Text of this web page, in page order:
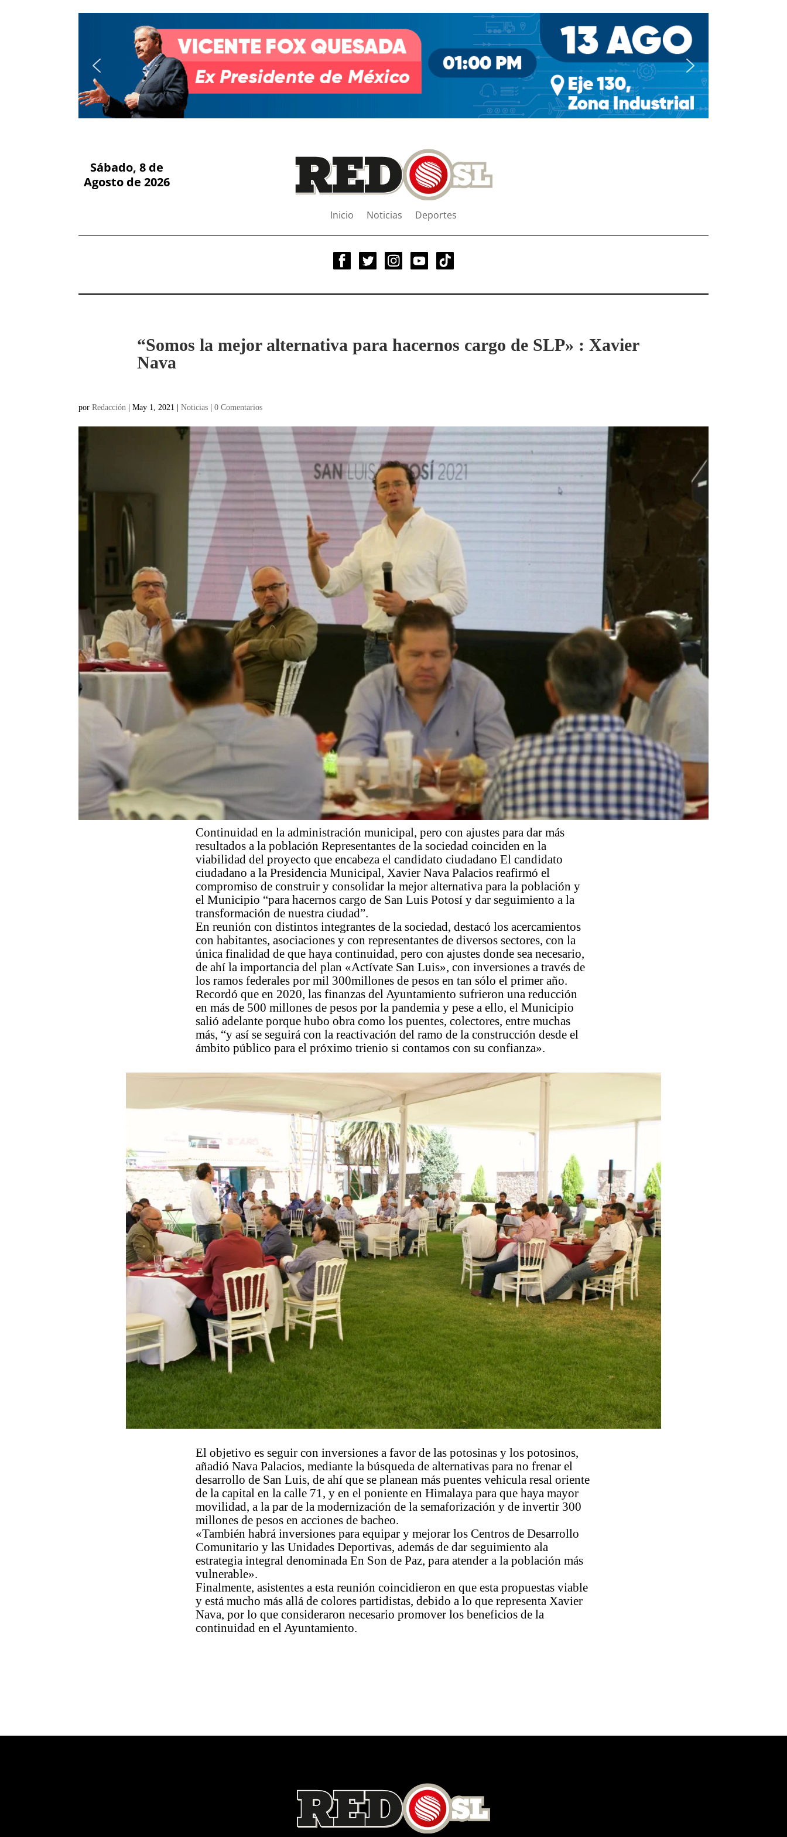
Sábado, 8 de
Agosto de 2026
Inicio Noticias Deportes
“Somos la mejor alternativa para hacernos cargo de SLP» : Xavier
Nava
porRedacción |May 1, 2021 |Noticias |0 Comentarios
Continuidad en la administración municipal, pero con ajustes para dar más
resultados a la población Representantes de la sociedad coinciden en la
viabilidad del proyecto que encabeza el candidato ciudadano El candidato
ciudadano a la Presidencia Municipal, Xavier Nava Palacios reafirmó el
compromiso de construir y consolidar la mejor alternativa para la población y
el Municipio “para hacernos cargo de San Luis Potosí y dar seguimiento a la
transformación de nuestra ciudad”.
En reunión con distintos integrantes de la sociedad, destacó los acercamientos
con habitantes, asociaciones y con representantes de diversos sectores, con la
única finalidad de que haya continuidad, pero con ajustes donde sea necesario,
de ahí la importancia del plan «Actívate San Luis», con inversiones a través de
los ramos federales por mil 300millones de pesos en tan sólo el primer año.
Recordó que en 2020, las finanzas del Ayuntamiento sufrieron una reducción
en más de 500 millones de pesos por la pandemia y pese a ello, el Municipio
salió adelante porque hubo obra como los puentes, colectores, entre muchas
más, “y así se seguirá con la reactivación del ramo de la construcción desde el
ámbito público para el próximo trienio si contamos con su confianza».
El objetivo es seguir con inversiones a favor de las potosinas y los potosinos,
añadió Nava Palacios, mediante la búsqueda de alternativas para no frenar el
desarrollo de San Luis, de ahí que se planean más puentes vehicula resal oriente
de la capital en la calle 71, y en el poniente en Himalaya para que haya mayor
movilidad, a la par de la modernización de la semaforización y de invertir 300
millones de pesos en acciones de bacheo.
«También habrá inversiones para equipar y mejorar los Centros de Desarrollo
Comunitario y las Unidades Deportivas, además de dar seguimiento ala
estrategia integral denominada En Son de Paz, para atender a la población más
vulnerable».
Finalmente, asistentes a esta reunión coincidieron en que esta propuestas viable
y está mucho más allá de colores partidistas, debido a lo que representa Xavier
Nava, por lo que consideraron necesario promover los beneficios de la
continuidad en el Ayuntamiento.